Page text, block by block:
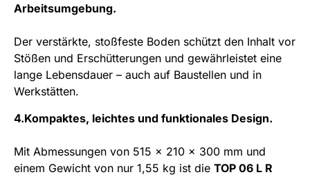
Arbeitsumgebung.
Der verstärkte, stoßfeste Boden schützt den Inhalt vor
Stößen und Erschütterungen und gewährleistet eine
lange Lebensdauer – auch auf Baustellen und in
Werkstätten.
4.Kompaktes, leichtes und funktionales Design.
Mit Abmessungen von 515 x 210 x 300 mm und
einem Gewicht von nur 1,55 kg ist die TOP 06 L R